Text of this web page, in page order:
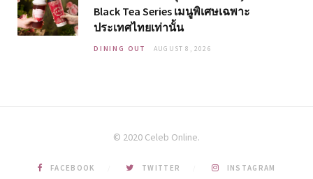
Black Tea Series เมนูพิเศษเฉพาะ
ประเทศไทยเท่านั้น
DINING OUT AUGUST 8, 2026
© 2020 Celeb Online.
FACEBOOK TWITTER INSTAGRAM